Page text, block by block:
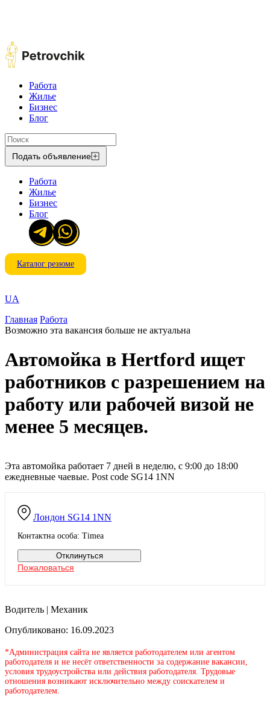
Работа
Жилье
Бизнес
Блог
Подать объявление
Работа
Жилье
Бизнес
Блог
Каталог резюме
UA
Главная Работа
Возможно эта вакансия больше не актуальна
Автомойка в Hertford ищет
работников с разрешением на
работу или рабочей визой не
менее 5 месяцев.
Лондон SG14 1NN
Контактна особа: Timea
Отклинуться
Пожаловаться
Эта автомойка работает 7 дней в неделю, с 9:00 до 18:00
ежедневные чаевые. Post code SG14 1NN
Водитель | Механик
Опубликовано: 16.09.2023
*Администрация сайта не является работодателем или агентом
работодателя и не несёт ответственности за содержание вакансии,
условия трудоустройства или действия работодателя. Трудовые
отношения возникают исключительно между соискателем и
работодателем.